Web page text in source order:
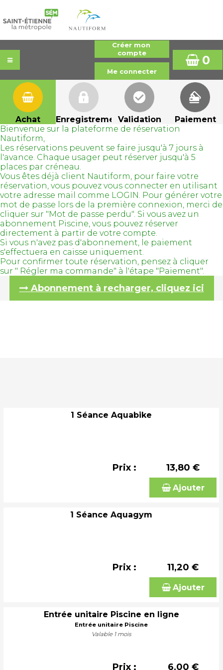
0
Achat EnregistrementValidation
Paiement
Bienvenue sur la plateforme de réservation
Nautiform,
Les réservations peuvent se faire jusqu'à 7 jours à
l'avance. Chaque usager peut réserver jusqu'à 5
places par créneau.
Vous êtes déjà client Nautiform, pour faire votre
réservation, vous pouvez vous connecter en utilisant
votre adresse mail comme LOGIN. Pour générer votre
mot de passe lors de la première connexion, merci de
cliquer sur "Mot de passe perdu". Si vous avez un
abonnement Piscine, vous pouvez réserver
directement à partir de votre compte.
Si vous n'avez pas d'abonnement, le paiement
s'effectuera en caisse uniquement.
Pour confirmer toute réservation, pensez à cliquer
sur " Régler ma commande" à l'étape "Paiement".
Abonnement à recharger, cliquez ici
1 Séance Aquabike
Prix : 13,80 €
Ajouter
1 Séance Aquagym
Prix : 11,20 €
Ajouter
Entrée unitaire Piscine en ligne
Entrée unitaire Piscine
Valable 1 mois
Prix : 6,00 €